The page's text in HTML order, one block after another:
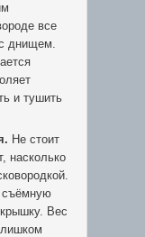
все
днищем.
и тушить
Не стоит
насколько
Вес